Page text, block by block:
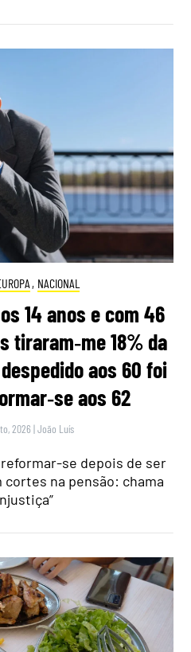
, NACIONAL
14 anos e com 46
tiraram‑me 18% da
aos 60 foi
aos 62
2026 |João Luís
se depois de ser
cortes na pensão: chama